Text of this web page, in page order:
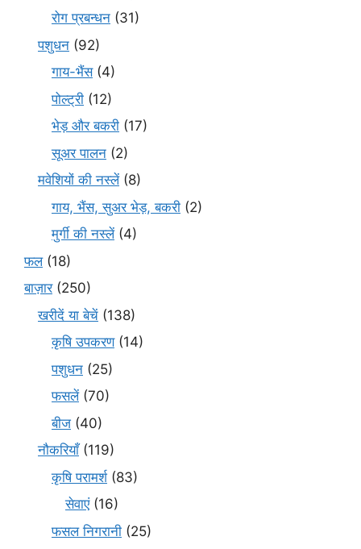
रोग प्रबन्धन (31)
पशुधन (92)
गाय-भैंस(4)
पोल्ट्री (12)
भेड़ और बकरी (17)
सूअर पालन (2)
मवेशियों की नस्लें(8)
गाय, भैंस, सुअर भेड़, बकरी (2)
मुर्गी की नस्लें(4)
फल(18)
बाज़ार(250)
खरीदें या बेचें (138)
कृषि उपकरण(14)
पशुधन (25)
फसलें(70)
बीज (40)
नौकरियाँ(119)
कृषि परामर्श(83)
सेवाएं(16)
फसल निगरानी (25)